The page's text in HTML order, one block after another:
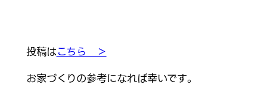
投稿はこちら ＞
お家づくりの参考になれば幸いです。